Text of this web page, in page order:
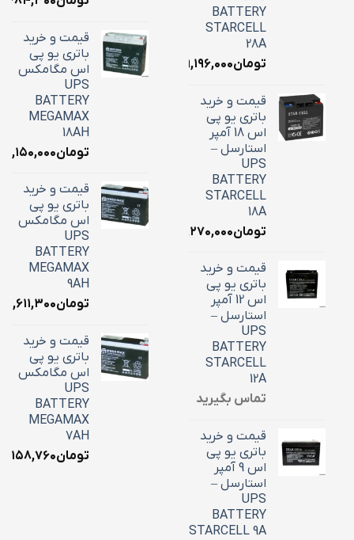
BATTERY
STARCELL
28A
تومان۹,۱۹۶,۰۰۰
قیمت و خرید
باتری یو پی
اس 18 آمپر
استارسل –
UPS
BATTERY
STARCELL
18A
تومان۶,۲۷۰,۰۰۰
قیمت و خرید
باتری یو پی
اس 12 آمپر
استارسل –
UPS
BATTERY
STARCELL
12A
تماس بگیرید
قیمت و خرید
باتری یو پی
اس 9 آمپر
استارسل –
UPS
BATTERY
STARCELL 9A
قیمت و خرید
باتری یو پی
اس مگامکس
UPS
BATTERY
MEGAMAX
18AH
تومان۷,۱۵۰,۰۰۰
قیمت و خرید
باتری یو پی
اس مگامکس
UPS
BATTERY
MEGAMAX
9AH
تومان۳,۶۱۱,۳۰۰
قیمت و خرید
باتری یو پی
اس مگامکس
UPS
BATTERY
MEGAMAX
7AH
تومان